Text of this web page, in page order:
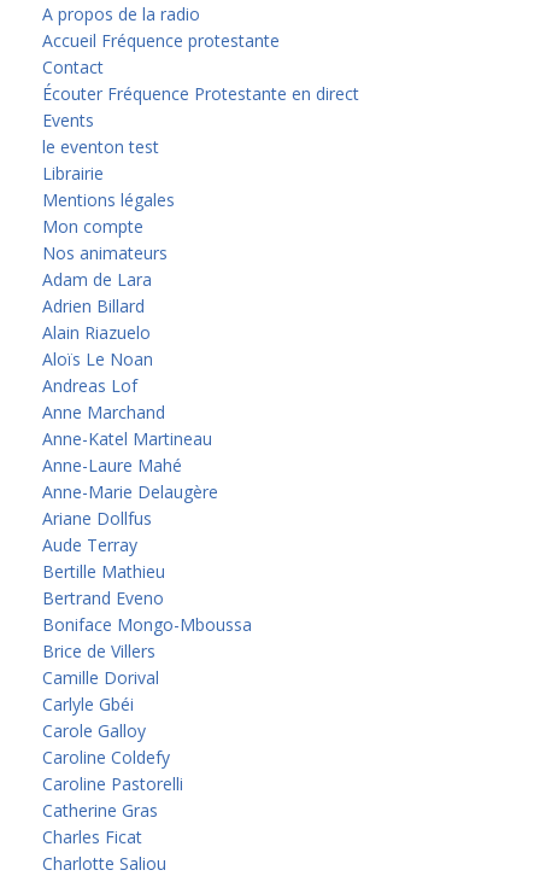
A propos de la radio
Accueil Fréquence protestante
Contact
Écouter Fréquence Protestante en direct
Events
le eventon test
Librairie
Mentions légales
Mon compte
Nos animateurs
Adam de Lara
Adrien Billard
Alain Riazuelo
Aloïs Le Noan
Andreas Lof
Anne Marchand
Anne-Katel Martineau
Anne-Laure Mahé
Anne-Marie Delaugère
Ariane Dollfus
Aude Terray
Bertille Mathieu
Bertrand Eveno
Boniface Mongo-Mboussa
Brice de Villers
Camille Dorival
Carlyle Gbéi
Carole Galloy
Caroline Coldefy
Caroline Pastorelli
Catherine Gras
Charles Ficat
Charlotte Saliou